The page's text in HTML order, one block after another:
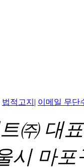
법적고지 | 이메일 무단
㈜ 대
시 마